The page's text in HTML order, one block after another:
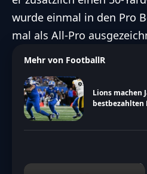
wurde einmal in den Pro
mal als All-Pro
Mehr von FootballR
Lions machen
bestbezahlten
×